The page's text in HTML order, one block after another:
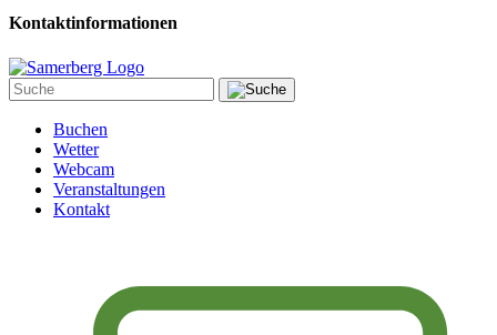
Kontaktinformationen
Buchen
Wetter
Webcam
Veranstaltungen
Kontakt